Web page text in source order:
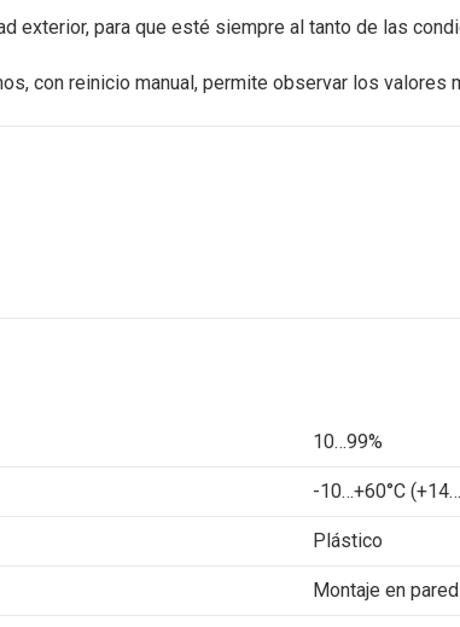
exterior, para que esté siempre al tanto de las
con reinicio manual, permite observar los
10…99%
-10…+60°C
Plástico
Montaje en